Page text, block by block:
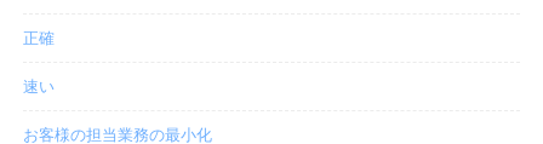
正確
速い
お客様の担当業務の最小化